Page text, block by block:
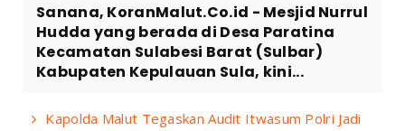
Sanana, KoranMalut.Co.id - Mesjid Nurrul
Hudda yang berada di Desa Paratina
Kecamatan Sulabesi Barat (Sulbar)
Kabupaten Kepulauan Sula, kini...
Kapolda Malut Tegaskan Audit Itwasum Polri Jadi